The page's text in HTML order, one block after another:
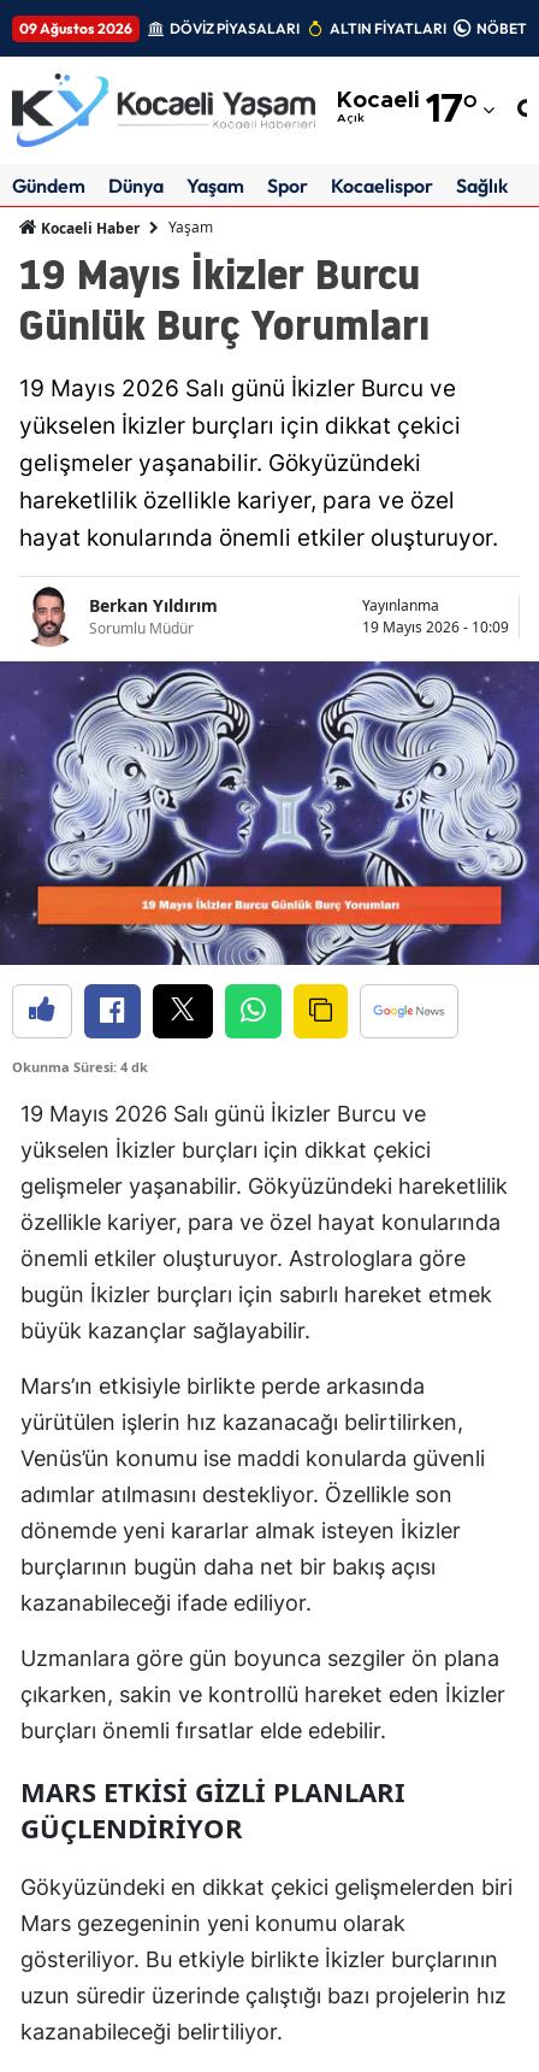
09 Ağustos 2026 DÖVİZ PİYASALARI ALTIN FİYATLARI
Kocaeli
Açık 17°
Adıyaman
Amasya
Ankara
Artvin
Aydın
Balıkesir
Bingöl
Bitlis
Bolu
Burdur
Bursa
Çanakkale
Çankırı
Çorum
Denizli
Edirne
Elazığ
Erzurum
Eskişehir
Gümüşhane
Hakkari
Mersin
İstanbul
Kars
Kayseri
Kırklareli
Kırşehir
Gündem Dünya Yaşam Spor Kocaelispor Sağlık
Kocaeli Haber Yaşam
19 Mayıs İkizler Burcu
Günlük Burç Yorumları
19 Mayıs 2026 Salı günü İkizler Burcu ve
yükselen İkizler burçları için dikkat çekici
gelişmeler yaşanabilir. Gökyüzündeki
hareketlilik özellikle kariyer, para ve özel
hayat konularında önemli etkiler oluşturuyor.
Berkan Yıldırım
Sorumlu Müdür
Yayınlanma
19 Mayıs 2026 - 10:09
Okunma Süresi: 4 dk
19 Mayıs 2026 Salı günü İkizler Burcu ve
yükselen İkizler burçları için dikkat çekici
gelişmeler yaşanabilir. Gökyüzündeki hareketlilik
özellikle kariyer, para ve özel hayat konularında
önemli etkiler oluşturuyor. Astrologlara göre
bugün İkizler burçları için sabırlı hareket etmek
büyük kazançlar sağlayabilir.
Mars’ın etkisiyle birlikte perde arkasında
yürütülen işlerin hız kazanacağı belirtilirken,
Venüs’ün konumu ise maddi konularda güvenli
adımlar atılmasını destekliyor. Özellikle son
dönemde yeni kararlar almak isteyen İkizler
burçlarının bugün daha net bir bakış açısı
kazanabileceği ifade ediliyor.
Uzmanlara göre gün boyunca sezgiler ön plana
çıkarken, sakin ve kontrollü hareket eden İkizler
burçları önemli fırsatlar elde edebilir.
MARS ETKISI GIZLI PLANLARI
GÜÇLENDIRIYOR
Gökyüzündeki en dikkat çekici gelişmelerden biri
Mars gezegeninin yeni konumu olarak
gösteriliyor. Bu etkiyle birlikte İkizler burçlarının
uzun süredir üzerinde çalıştığı bazı projelerin hız
kazanabileceği belirtiliyor.